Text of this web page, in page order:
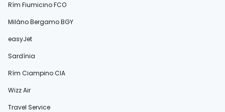
Rím Fiumicino FCO
Miláno Bergamo BGY
easyJet
Sardínia
Rím Ciampino CIA
Wizz Air
Travel Service